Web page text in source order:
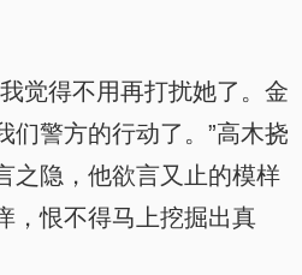
觉得不用再打扰她了。金
们警方的行动了。”高木挠
之隐，他欲言又止的模样
，恨不得马上挖掘出真